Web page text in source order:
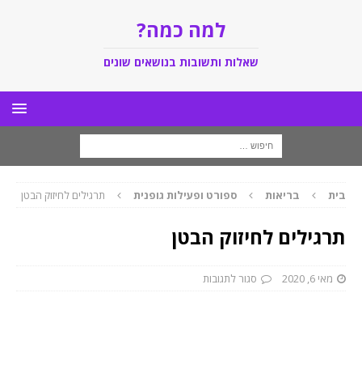
למה כמה?
שאלות ותשובות בנושאים שונים
בית בריאות ספורט ופעילות גופנית תרגילים לחיזוק הבטן
תרגילים לחיזוק הבטן
מאי 6, 2020 סגור לתגובות